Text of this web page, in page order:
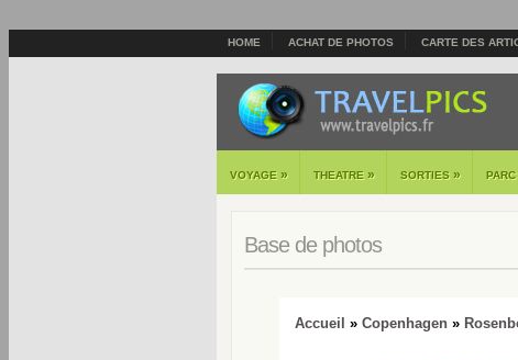
HOME ACHAT DE PHOTOS CARTE DES
VOYAGE » THEATRE » SORTIES »
Base de photos
Accueil » Copenhagen »